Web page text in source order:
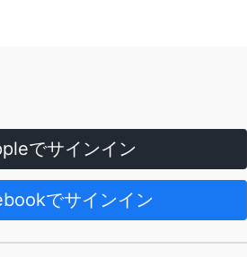
でサインイン
でサインイン